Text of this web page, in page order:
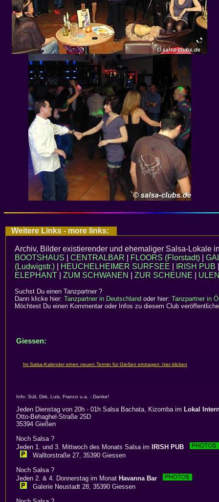
Weitere Links - more links:
Archiv, Bilder existierender und ehemaliger Salsa-Lokale
BOOTSHAUS
CENTRALBAR FLOORS (Florstadt)
(Ludwigstr.)
HEUCHELHEIMER SURFSEE IRISH PUB
ELEPHANT
ZUM SCHWANEN ZUR SCHEUNE
Suchst Du einen Tanzpartner ?
Dann klicke hier: Tanzpartner in Deutschland oder hier: Tanzpartner in
Möchtest Du einen Kommentar oder Infos zu diesem Club
Giessen:
Info: Süli, Dirk, Luis, Franco u.a. - Danke!
Jeden Dienstag von 20h - 01h Salsa Bachata, Kizomba im Lokal
Otto-Behaghel-Straße 25D
35394 Gießen
Noch Salsa ?
Jeden 1. und 3. Mittwoch des Monats Salsa im
IRISH PUB
Walltorstraße 27, 35390 Giessen
Noch Salsa ?
Jeden 2. & 4. Donnerstag im Monat Havanna Bar
Galerie Neustadt 28, 35390 Giessen